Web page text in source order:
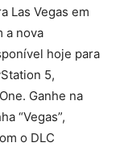
Las Vegas em
a nova
hoje para
5,
Ganhe na
“Vegas”,
o DLC